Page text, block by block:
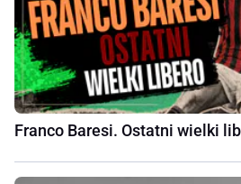
Franco Baresi. Ostatni wielki